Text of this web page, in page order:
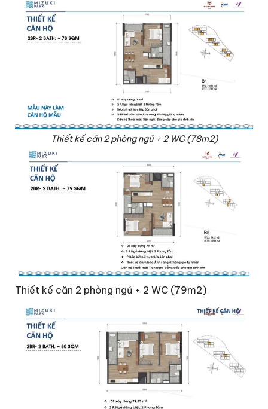
Thiết kế căn 2 phòng ngủ + 2 WC (78m2)
Thiết kế căn 2 phòng ngủ + 2 WC (79m2)